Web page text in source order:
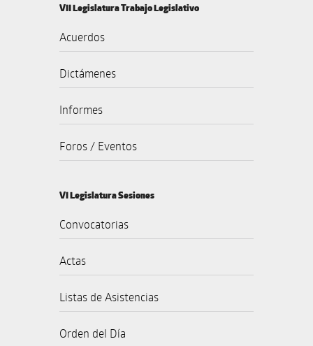
VII Legislatura Trabajo Legislativo
Acuerdos
Dictámenes
Informes
Foros / Eventos
VI Legislatura Sesiones
Convocatorias
Actas
Listas de Asistencias
Orden del Día